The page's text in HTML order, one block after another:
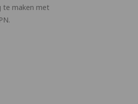
te maken met